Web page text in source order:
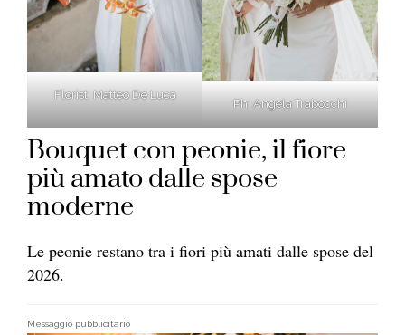
Florist: Matteo De Luca
Ph: Angela Trabocchi
Bouquet con peonie, il fiore
più amato dalle spose
moderne
Le peonie restano tra i fiori più amati dalle spose del
2026.
Messaggio pubblicitario